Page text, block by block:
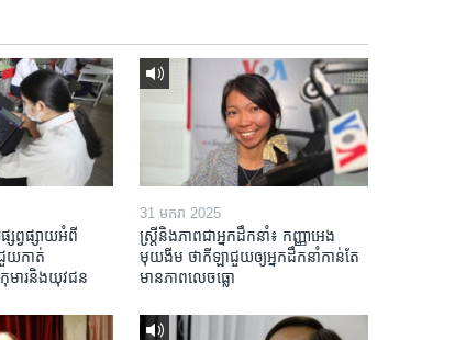
សព្វផ្សាយអំពី
យកាត់
ារនិងយុវជន
31 មករា 2025
ស្រ្តី​និង​ភាព​ជា​អ្នក​ដឹកនាំ៖ កញ្ញា​អេង
មុយងីម ថា​កីឡា​ជួយឲ្យ​អ្នកដឹកនាំ​កាន់តែ​
មាន​ភាព​លេចធ្លោ